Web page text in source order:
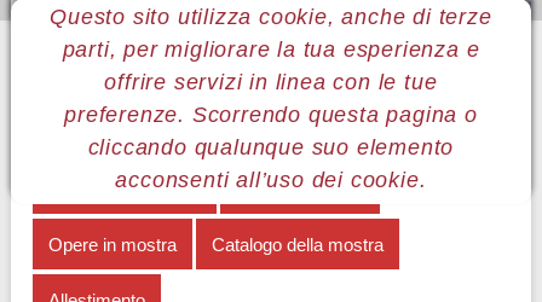
Questo sito utilizza cookie, anche di terze
parti, per migliorare la tua esperienza e
offrire servizi in linea con le tue
preferenze. Scorrendo questa pagina o
cliccando qualunque suo elemento
acconsenti all’uso dei cookie.
Sei qui: Home Le mostre
Mostre 2014
Anna Paola Gorozpe
La vita è una favola
MENÙ ANNA PAOLA GOROZPE
La vita è una favola Note biografiche
Opere in mostra Catalogo della mostra